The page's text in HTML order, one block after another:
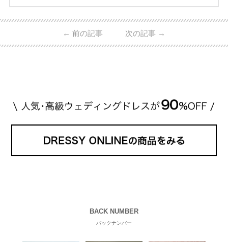
ーウィンストンやカルティエ、ティファニーなど世界
日本で人気のブランドまで幅広くご紹介。 さらに、
・愛用している芸能人夫婦 ・リングの特徴や魅力 ・
← 前の記事 次の記事 →
BACK NUMBER
バックナンバー